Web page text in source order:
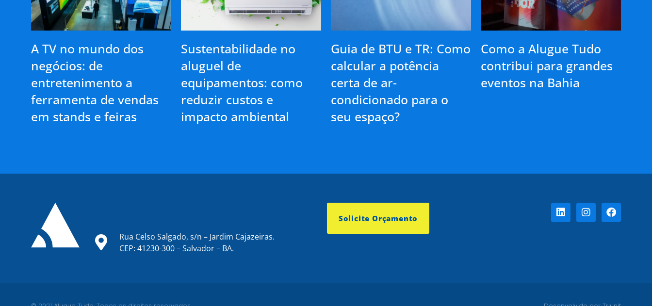
A TV no mundo dos
negócios: de
entretenimento a
ferramenta de vendas
em stands e feiras
Sustentabilidade no
aluguel de
equipamentos: como
reduzir custos e
impacto ambiental
Guia de BTU e TR: Como
calcular a potência
certa de ar-
condicionado para o
seu espaço?
Como a Alugue Tudo
contribui para grandes
eventos na Bahia
Rua Celso Salgado, s/n – Jardim Cajazeiras.
CEP: 41230-300 – Salvador – BA.
Solicite Orçamento